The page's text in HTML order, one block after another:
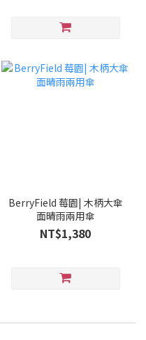
BerryField 莓園| 木柄大傘
面晴雨兩用傘
NT$1,380